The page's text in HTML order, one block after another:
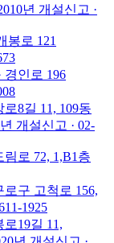
년 개설신고 ·
봉로 121
인로 196
8길 11, 109동
년 개설신고 · 02-
로 72, 1,B1층
구 고척로 156,
1925
19길 11,